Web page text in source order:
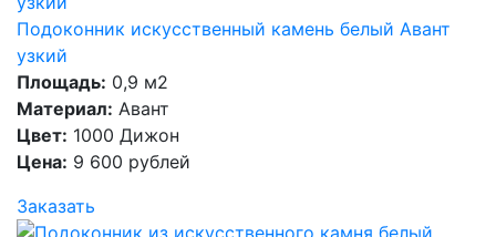
Подоконник искусственный камень белый Авант
узкий
Площадь: 0,9 м2
Материал: Авант
Цвет: 1000 Дижон
Цена: 9 600 рублей
Заказать